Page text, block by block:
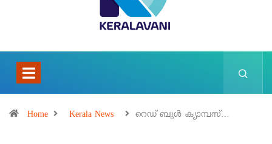
Home Kerala News റെഡ് ബുൾ ക്യാമ്പസ്…